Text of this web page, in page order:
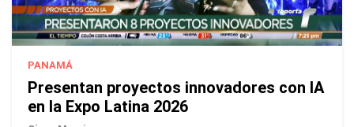
PANAMÁ
Presentan proyectos innovadores con IA
en la Expo Latina 2026